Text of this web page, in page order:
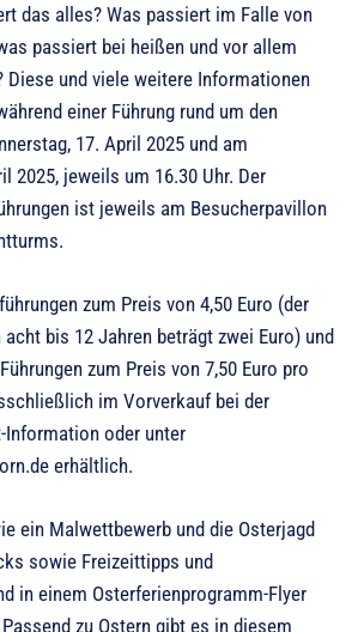
das alles? Was passiert im Falle von
passiert bei heißen und vor allem
Diese und viele weitere Informationen
einer Führung rund um den
17. April 2025 und am
2025, jeweils um 16.30 Uhr. Der
ist jeweils am Besucherpavillon
zum Preis von 4,50 Euro (der
bis 12 Jahren beträgt zwei Euro) und
zum Preis von 7,50 Euro pro
im Vorverkauf bei der
oder unter
erhältlich.
ein Malwettbewerb und die Osterjagd
sowie Freizeittipps und
in einem Osterferienprogramm-Flyer
zu Ostern gibt es in diesem